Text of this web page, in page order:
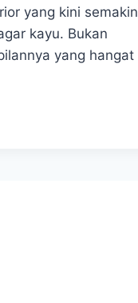
yang kini semakin
kayu. Bukan
yang hangat